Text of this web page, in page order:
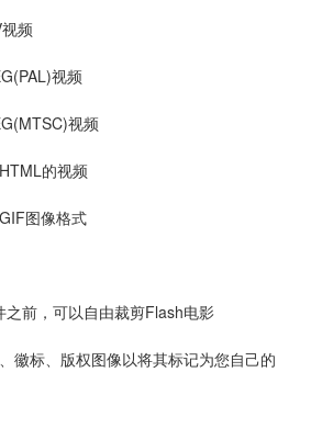
频
视频
视频
的视频
图像格式
前，可以自由裁剪Flash电影
徽标、版权图像以将其标记为您自己的